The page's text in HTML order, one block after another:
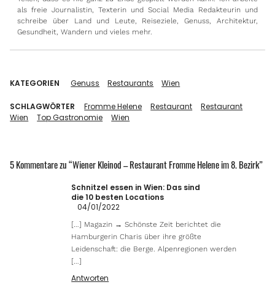
als freie Journalistin, Texterin und Social Media Redakteurin und
schreibe über Land und Leute, Reiseziele, Genuss, Architektur,
Gesundheit, Wandern und vieles mehr.
KATEGORIEN Genuss Restaurants Wien
SCHLAGWÖRTER Fromme Helene Restaurant
Restaurant
Wien
Top Gastronomie Wien
5 Kommentare zu “Wiener Kleinod – Restaurant Fromme Helene im 8. Bezirk”
Schnitzel essen in Wien: Das sind
die 10 besten Locations
04/01/2022
[…] Magazin → Schönste Zeit berichtet die
Hamburgerin Charis über ihre größte
Leidenschaft: die Berge. Alpenregionen werden
[…]
Antworten